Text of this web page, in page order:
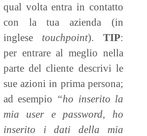
qual volta entra in contatto
con la tua azienda (in
inglese touchpoint). TIP:
per entrare al meglio nella
parte del cliente descrivi le
sue azioni in prima persona;
ad esempio “ho inserito la
mia user e password, ho
inserito i dati della mia